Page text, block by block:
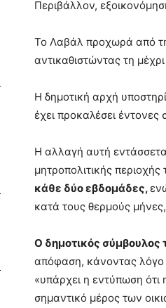
Περιβάλλον,
Το Λαβάλ προχωρά από
αντικαθιστώντας τη
Η δημοτική αρχή
έχει προκαλέσει έντονες
Η αλλαγή αυτή
μητροπολιτικής
κάθε δύο εβδομάδες,
κατά τους θερμούς
Ο δημοτικός σύμβουλος
απόφαση, κάνοντας λόγο
«υπάρχει η εντύπωση ότι
σημαντικό μέρος των